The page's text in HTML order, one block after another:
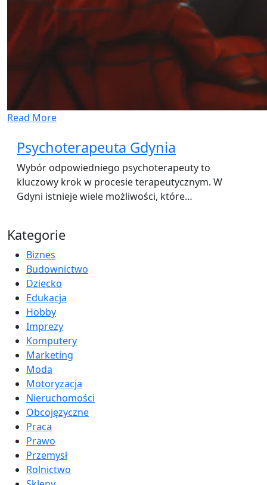
Read More
Psychoterapeuta Gdynia
Wybór odpowiedniego psychoterapeuty to
kluczowy krok w procesie terapeutycznym. W
Gdyni istnieje wiele możliwości, które…
Kategorie
Biznes
Budownictwo
Dziecko
Edukacja
Hobby
Imprezy
Komputery
Marketing
Moda
Motoryzacja
Nieruchomości
Obcojęzyczne
Praca
Prawo
Przemysł
Rolnictwo